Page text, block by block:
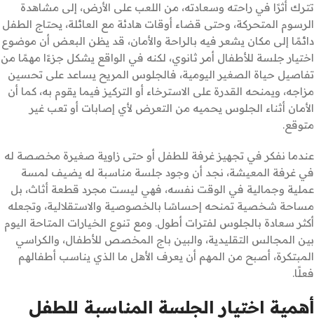
تترك أثرًا في راحته وسعادته، من اللعب على الأرض، إلى مشاهدة
الرسوم المتحركة، وحتى قضاء أوقات هادئة مع العائلة، يحتاج الطفل
دائمًا إلى مكان يشعر فيه بالراحة والأمان، قد يظن البعض أن موضوع
اختيار جلسة للأطفال أمر ثانوي، لكنه في الواقع يشكل جزءًا مهمًا من
تفاصيل حياة الصغير اليومية، فالجلوس المريح يساعد على تحسين
مزاجه، ويمنحه القدرة على الاسترخاء أو التركيز فيما يقوم به، كما أن
الأمان أثناء الجلوس يحميه من التعرض لأي إصابات أو تعب غير
متوقع.
عندما نفكر في تجهيز غرفة للطفل أو حتى زاوية صغيرة مخصصة له
في غرفة المعيشة، نجد أن وجود جلسة مناسبة له يضيف لمسة
عملية وجمالية في الوقت نفسه، فهي ليست مجرد قطعة أثاث، بل
مساحة شخصية تمنحه إحساسًا بالخصوصية والاستقلالية، وتجعله
أكثر سعادة بالجلوس لفترات أطول. ومع تنوع الخيارات المتاحة اليوم
بين المجالس التقليدية، والبين باج المخصص للأطفال، والكراسي
المبتكرة، أصبح من المهم أن يعرف الأهل ما الذي يناسب أطفالهم
فعلًا.
أهمية اختيار الجلسة المناسبة للطفل